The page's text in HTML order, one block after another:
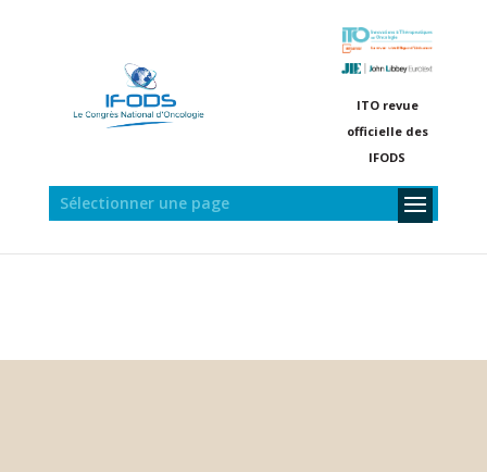
ITO revue
officielle des
IFODS
Sélectionner une page